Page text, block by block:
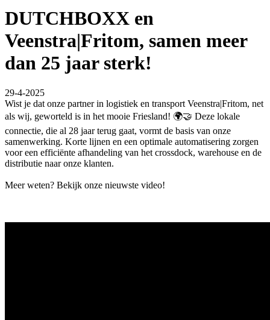
DUTCHBOXX en
Veenstra|Fritom, samen meer
dan 25 jaar sterk!
29-4-2025
Wist je dat onze partner in logistiek en transport Veenstra|Fritom, net
als wij, geworteld is in het mooie Friesland! 🌍🤝 Deze lokale
connectie, die al 28 jaar terug gaat, vormt de basis van onze
samenwerking. Korte lijnen en een optimale automatisering zorgen
voor een efficiënte afhandeling van het crossdock, warehouse en de
distributie naar onze klanten.
Meer weten? Bekijk onze nieuwste video!